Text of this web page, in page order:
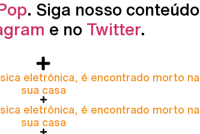
. Siga nosso conteúdo
e no Twitter.
eletrônica, é encontrado morto na
sua casa
eletrônica, é encontrado morto na
sua casa